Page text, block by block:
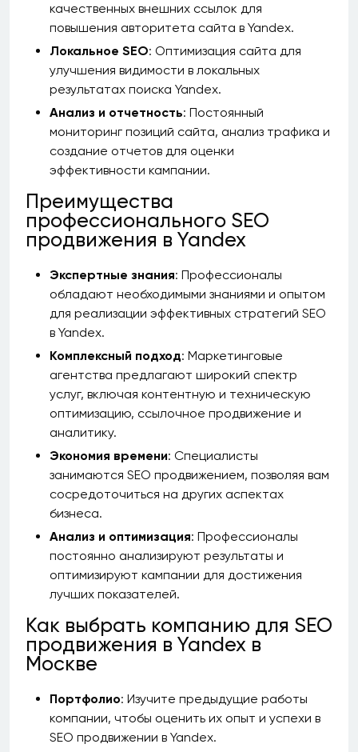
качественных внешних ссылок для
повышения авторитета сайта в Yandex.
Локальное SEO: Оптимизация сайта для
улучшения видимости в локальных
результатах поиска Yandex.
Анализ и отчетность: Постоянный
мониторинг позиций сайта, анализ трафика и
создание отчетов для оценки
эффективности кампании.
Преимущества
профессионального SEO
продвижения в Yandex
Экспертные знания: Профессионалы
обладают необходимыми знаниями и опытом
для реализации эффективных стратегий SEO
в Yandex.
Комплексный подход: Маркетинговые
агентства предлагают широкий спектр
услуг, включая контентную и техническую
оптимизацию, ссылочное продвижение и
аналитику.
Экономия времени: Специалисты
занимаются SEO продвижением, позволяя вам
сосредоточиться на других аспектах
бизнеса.
Анализ и оптимизация: Профессионалы
постоянно анализируют результаты и
оптимизируют кампании для достижения
лучших показателей.
Как выбрать компанию для SEO
продвижения в Yandex в
Москве
Портфолио: Изучите предыдущие работы
компании, чтобы оценить их опыт и успехи в
SEO продвижении в Yandex.